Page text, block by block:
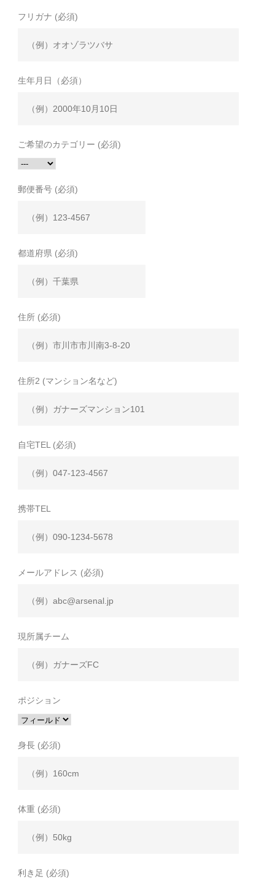
フリガナ (必須)
生年月日（必須）
ご希望のカテゴリー (必須)
郵便番号 (必須)
都道府県 (必須)
住所 (必須)
住所2 (マンション名など)
自宅TEL (必須)
携帯TEL
メールアドレス (必須)
現所属チーム
ポジション
身長 (必須)
体重 (必須)
利き足 (必須)